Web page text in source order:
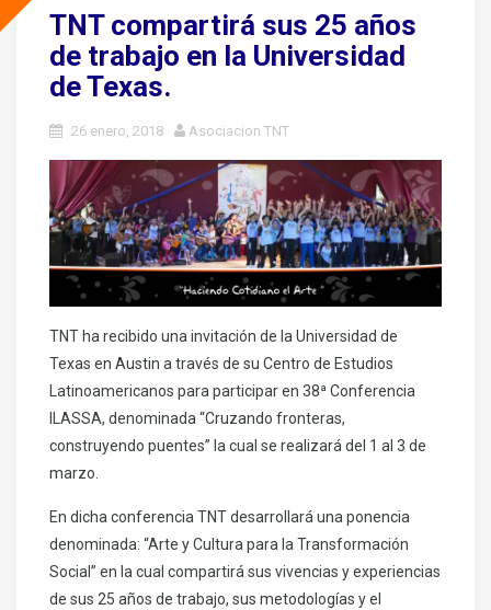
TNT compartirá sus 25 años
de trabajo en la Universidad
de Texas.
26 enero, 2018 Asociacion TNT
TNT ha recibido una invitación de la Universidad de
Texas en Austin a través de su Centro de Estudios
Latinoamericanos para participar en 38ª Conferencia
ILASSA, denominada “Cruzando fronteras,
construyendo puentes” la cual se realizará del 1 al 3 de
marzo.
En dicha conferencia TNT desarrollará una ponencia
denominada: “Arte y Cultura para la Transformación
Social” en la cual compartirá sus vivencias y experiencias
de sus 25 años de trabajo, sus metodologías y el